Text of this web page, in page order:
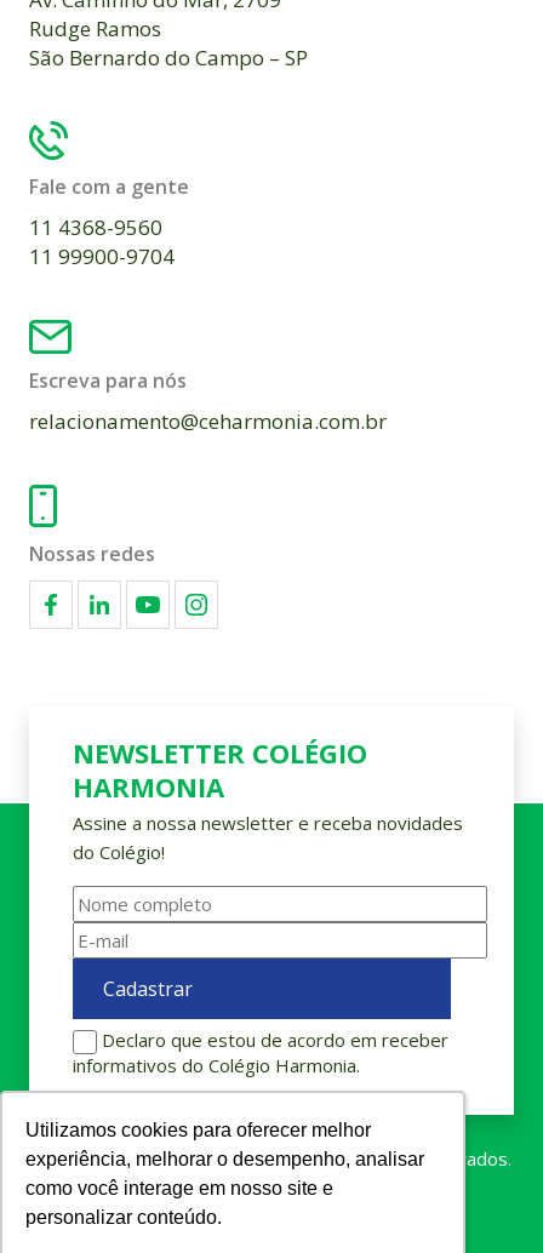
Utilizamos cookies para oferecer melhor
experiência, melhorar o desempenho, analisar
como você interage em nosso site e
personalizar conteúdo.
Utilizamos cookies para oferecer melhor
experiência, melhorar o desempenho, analisar
como você interage em nosso site e
personalizar conteúdo.
Rudge Ramos
São Bernardo do Campo – SP
Fale com a gente
11 4368-9560
11 99900-9704
Escreva para nós
relacionamento@ceharmonia.com.br
Nossas redes
NEWSLETTER COLÉGIO
HARMONIA
Assine a nossa newsletter e receba novidades
do Colégio!
Declaro que estou de acordo em receber
informativos do Colégio Harmonia.
Colégio Harmonia © 2023. Todos os direitos reservados.